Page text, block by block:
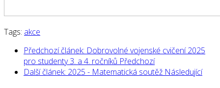
Tags: akce
Předchozí článek: Dobrovolné vojenské cvičení 2025
pro studenty 3. a 4. ročníků Předchozí
Další článek: 2025 - Matematická soutěž Následující